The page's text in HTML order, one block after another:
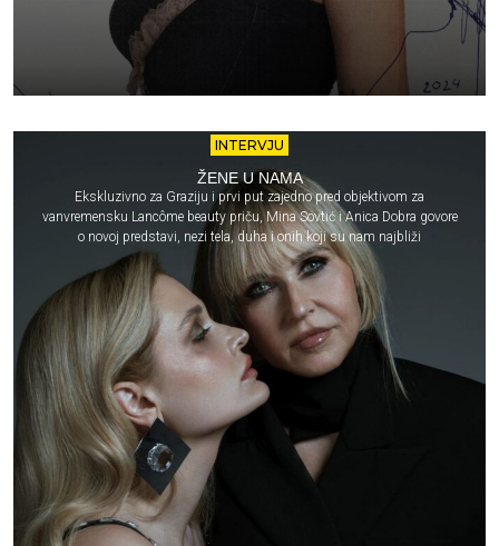
INTERVJU
ŽENE U NAMA
Ekskluzivno za Graziju i prvi put zajedno pred objektivom za
vanvremensku Lancôme beauty priču, Mina Sovtić i Anica Dobra govore
o novoj predstavi, nezi tela, duha i onih koji su nam najbliži